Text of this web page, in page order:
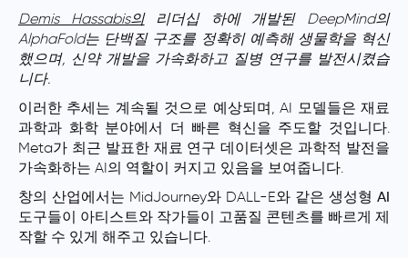
Demis Hassabis의리더십 하에 개발된 DeepMind의
AlphaFold는 단백질 구조를 정확히 예측해 생물학을 혁신
했으며, 신약 개발을 가속화하고 질병 연구를 발전시켰습
니다.
이러한 추세는 계속될 것으로 예상되며, AI 모델들은 재료
과학과 화학 분야에서 더 빠른 혁신을 주도할 것입니다.
Meta가 최근 발표한 재료 연구 데이터셋은 과학적 발전을
가속화하는 AI의 역할이 커지고 있음을 보여줍니다.
창의 산업에서는 MidJourney와 DALL-E와 같은 생성형 AI
도구들이 아티스트와 작가들이 고품질 콘텐츠를 빠르게 제
작할 수 있게 해주고 있습니다.